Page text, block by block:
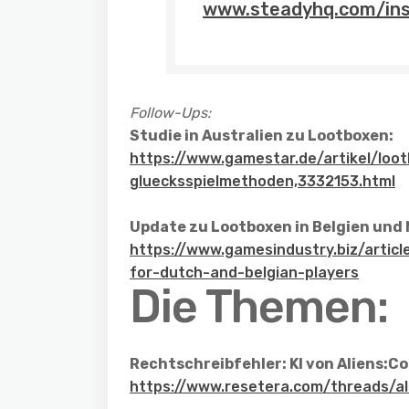
www.steadyhq.com/
Follow-Ups:
Studie in Australien zu Lootboxen:
https://www.gamestar.de/artikel/
gluecksspielmethoden,3332153.html
Update zu Lootboxen in Belgien und
https://www.gamesindustry.biz/
for-dutch-and-belgian-players
Die Themen:
Rechtschreibfehler: KI von
https://www.resetera.com/threads/